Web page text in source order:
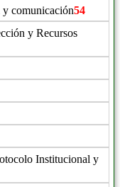
comunicación54
y Recursos
Institucional y